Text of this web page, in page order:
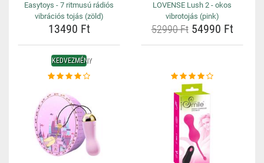
Easytoys - 7 ritmusú rádiós
vibrációs tojás (zöld)
13490 Ft
LOVENSE Lush 2 - okos
vibrotojás (pink)
52990 Ft54990 Ft
KEDVEZMÉNY